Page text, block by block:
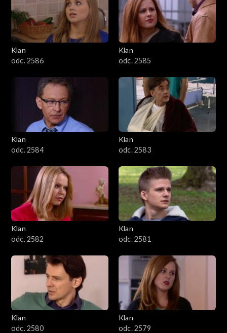
2101–2200
2001–2100
1901–2000
1801–1900
1701–1800
1601–1700
1501–1600
1401–1500
1301–1400
1201–1300
1101–1200
1001–1100
901–1000
Klan
odc. 2586
Klan
odc. 2585
Klan
odc. 2584
Klan
odc. 2583
Klan
odc. 2582
Klan
odc. 2581
Klan
odc. 2580
Klan
odc. 2579